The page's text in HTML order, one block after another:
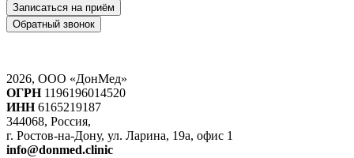
Записаться на приём
Обратный звонок
2026, ООО «ДонМед»
ОГРН1196196014520
ИНН6165219187
344068, Россия,
г. Ростов-на-Дону, ул. Ларина, 19а, офис 1
info@donmed.clinic